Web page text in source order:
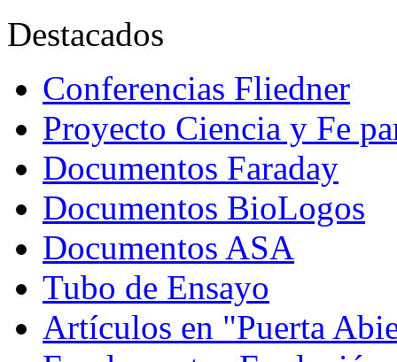
Destacados
Conferencias Fliedner
Proyecto Ciencia y Fe
Documentos Faraday
Documentos BioLogos
Documentos ASA
Tubo de Ensayo
Artículos en "Puerta